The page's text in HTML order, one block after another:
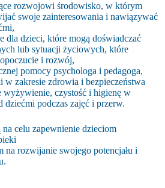
rozwojowi środowisko, w którym
swoje zainteresowania i nawiązywać
dla dzieci, które mogą doświadczać
lub sytuacji życiowych, które
i rozwój,
pomocy psychologa i pedagoga,
zakresie zdrowia i bezpieczeństwa
wyżywienie, czystość i higienę w
dziećmi podczas zajęć i przerw.
na celu zapewnienie dzieciom
rozwijanie swojego potencjału i